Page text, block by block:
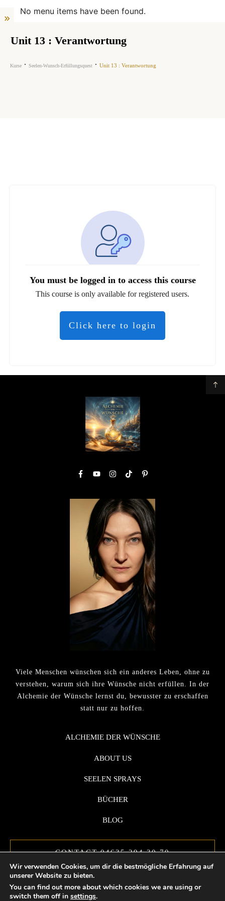
No menu items have been found.
Unit 13 : Verantwortung
Kurse Seelen-Wunsch-Erfüllungsquest Unit 13 : Verantwortung
You must be logged in to access this course
This course is only available for registered users.
Click here to login
Viele Menschen wünschen sich ein anderes Leben, ohne zu
verstehen, warum sich ihre Wünsche nicht erfüllen. In der
Alchemie der Wünsche lernst du, bewusster zu erschaffen
statt nur zu hoffen.
ALCHEMIE DER WÜNSCHE
ABOUT US
SEELEN SPRAYS
BÜCHER
BLOG
CONTACT 04635 294 30 70
Wir verwenden Cookies, um dir die bestmögliche Erfahrung auf
unserer Website zu bieten.
You can find out more about which cookies we are using or
switch them off in settings.